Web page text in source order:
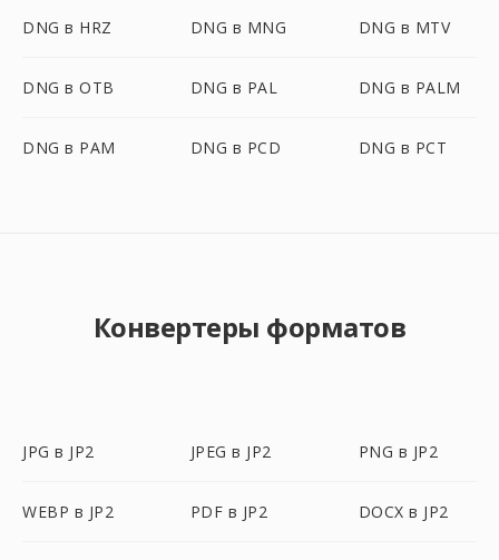
DNG в HRZ DNG в MNG DNG в MTV
DNG в OTB DNG в PAL DNG в PALM
DNG в PAM DNG в PCD DNG в PCT
Конвертеры форматов
JPG в JP2 JPEG в JP2 PNG в JP2
WEBP в JP2 PDF в JP2 DOCX в JP2